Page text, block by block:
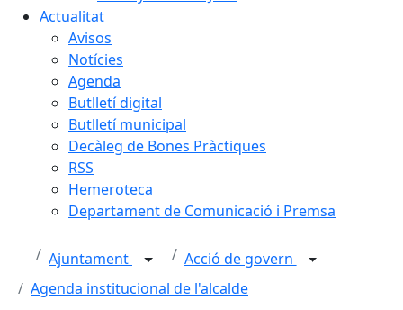
Actualitat
Avisos
Notícies
Agenda
Butlletí digital
Butlletí municipal
Decàleg de Bones Pràctiques
RSS
Hemeroteca
Departament de Comunicació i Premsa
Ajuntament
Acció de govern
Agenda institucional de l'alcalde